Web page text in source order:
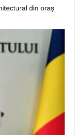
din oraș